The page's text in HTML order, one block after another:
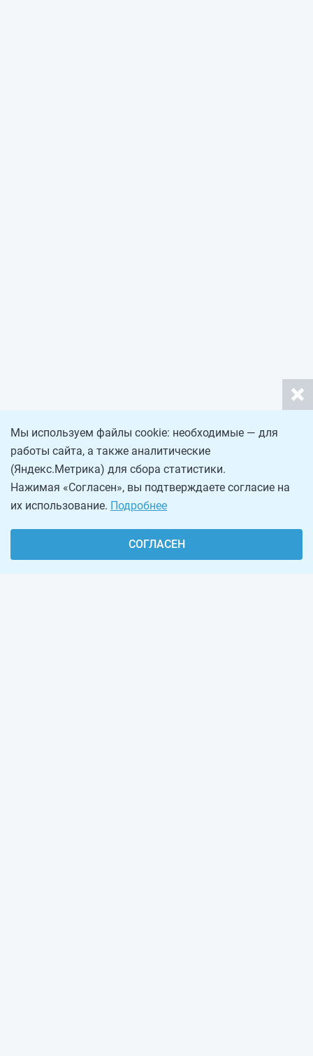
Мы используем файлы cookie: необходимые — для
работы сайта, а также аналитические
(Яндекс.Метрика) для сбора статистики.
Нажимая «Согласен», вы подтверждаете согласие на
их использование. Подробнее
СОГЛАСЕН